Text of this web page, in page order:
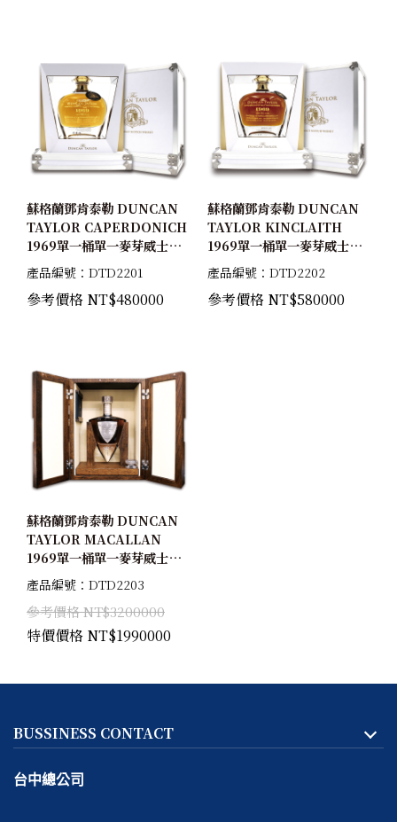
蘇格蘭鄧肯泰勒 DUNCAN
TAYLOR CAPERDONICH
1969單一桶單一麥芽威士忌
原酒47.9%
產品編號：DTD2201
參考價格 NT$480000
蘇格蘭鄧肯泰勒 DUNCAN
TAYLOR KINCLAITH
1969單一桶單一麥芽威士忌
原酒49.3%
產品編號：DTD2202
參考價格 NT$580000
蘇格蘭鄧肯泰勒 DUNCAN
TAYLOR MACALLAN
1969單一桶單一麥芽威士忌
珍稀雪莉桶原酒41.46%
產品編號：DTD2203
參考價格 NT$3200000
特價價格 NT$1990000
BUSSINESS CONTACT
台中總公司